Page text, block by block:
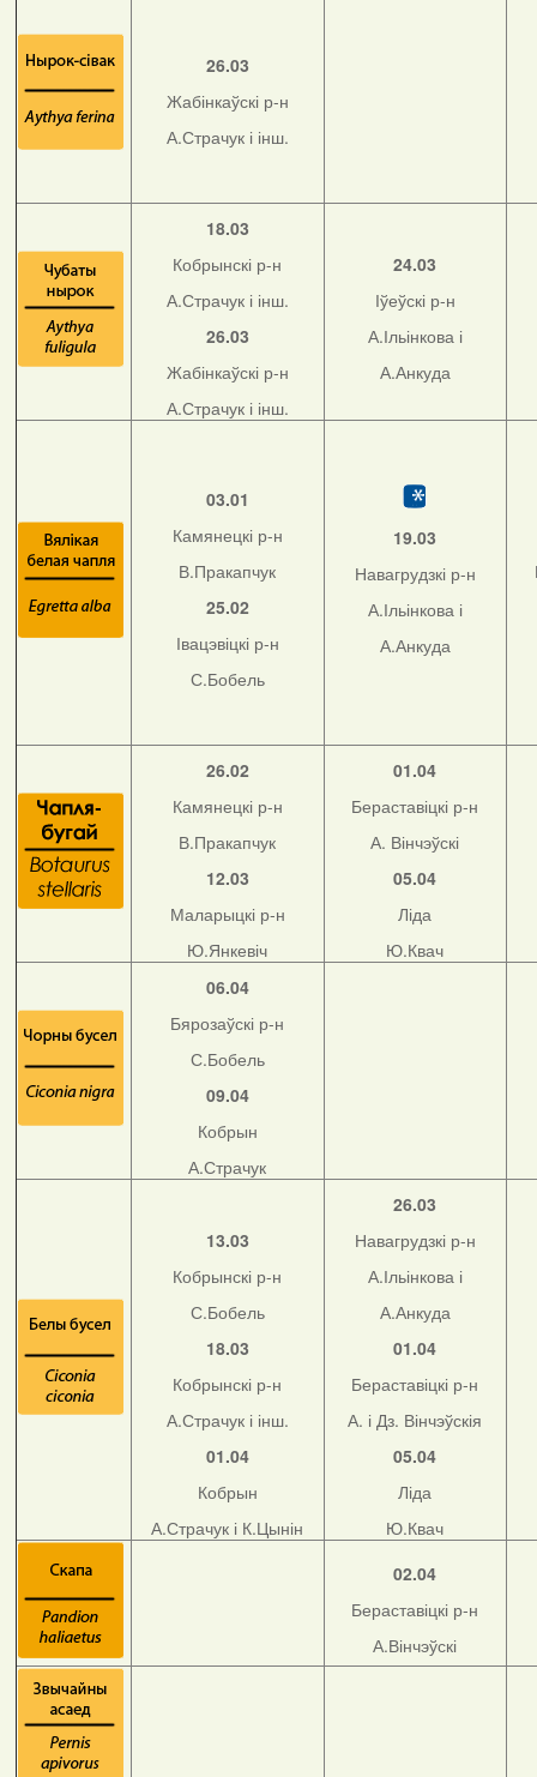
26.03
Жабінкаўскі р-н
А.Страчук і інш.
18.03
Кобрынскі р-н
А.Страчук і інш.
26.03
Жабінкаўскі р-н
А.Страчук і інш.
24.03
Іўеўскі р-н
А.Ільінкова і
А.Анкуда
03.01
Камянецкі р-н
В.Пракапчук
25.02
Івацэвіцкі р-н
С.Бобель
19.03
Навагрудзкі р-н
А.Ільінкова і
А.Анкуда
26.02
Камянецкі р-н
В.Пракапчук
12.03
Маларыцкі р-н
Ю.Янкевіч
01.04
Бераставіцкі р-н
А. Вінчэўскі
05.04
Ліда
Ю.Квач
06.04
Бярозаўскі р-н
С.Бобель
09.04
Кобрын
А.Страчук
13.03
Кобрынскі р-н
С.Бобель
18.03
Кобрынскі р-н
А.Страчук і інш.
01.04
Кобрын
А.Страчук і К.Цынін
26.03
Навагрудзкі р-н
А.Ільінкова і
А.Анкуда
01.04
Бераставіцкі р-н
А. і Дз. Вінчэўскія
05.04
Ліда
Ю.Квач
02.04
Бераставіцкі р-н
А.Вінчэўскі